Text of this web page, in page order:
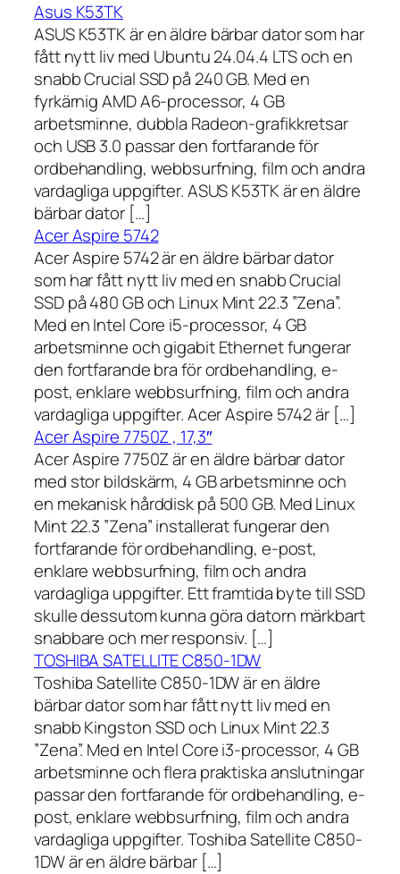
Asus K53TK
ASUS K53TK är en äldre bärbar dator som har
fått nytt liv med Ubuntu 24.04.4 LTS och en
snabb Crucial SSD på 240 GB. Med en
fyrkärnig AMD A6-processor, 4 GB
arbetsminne, dubbla Radeon-grafikkretsar
och USB 3.0 passar den fortfarande för
ordbehandling, webbsurfning, film och andra
vardagliga uppgifter. ASUS K53TK är en äldre
bärbar dator […]
Acer Aspire 5742
Acer Aspire 5742 är en äldre bärbar dator
som har fått nytt liv med en snabb Crucial
SSD på 480 GB och Linux Mint 22.3 ”Zena”.
Med en Intel Core i5-processor, 4 GB
arbetsminne och gigabit Ethernet fungerar
den fortfarande bra för ordbehandling, e-
post, enklare webbsurfning, film och andra
vardagliga uppgifter. Acer Aspire 5742 är […]
Acer Aspire 7750Z , 17,3″
Acer Aspire 7750Z är en äldre bärbar dator
med stor bildskärm, 4 GB arbetsminne och
en mekanisk hårddisk på 500 GB. Med Linux
Mint 22.3 ”Zena” installerat fungerar den
fortfarande för ordbehandling, e-post,
enklare webbsurfning, film och andra
vardagliga uppgifter. Ett framtida byte till SSD
skulle dessutom kunna göra datorn märkbart
snabbare och mer responsiv. […]
TOSHIBA SATELLITE C850-1DW
Toshiba Satellite C850-1DW är en äldre
bärbar dator som har fått nytt liv med en
snabb Kingston SSD och Linux Mint 22.3
”Zena”. Med en Intel Core i3-processor, 4 GB
arbetsminne och flera praktiska anslutningar
passar den fortfarande för ordbehandling, e-
post, enklare webbsurfning, film och andra
vardagliga uppgifter. Toshiba Satellite C850-
1DW är en äldre bärbar […]